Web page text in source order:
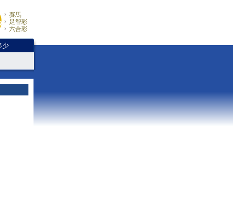
賽馬
足智彩
六合彩
少